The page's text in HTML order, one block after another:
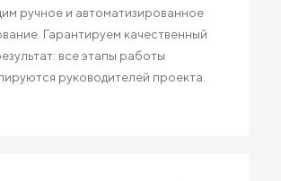
ручное и автоматизированное
Гарантируем качественный
все этапы работы
руководителей проекта.